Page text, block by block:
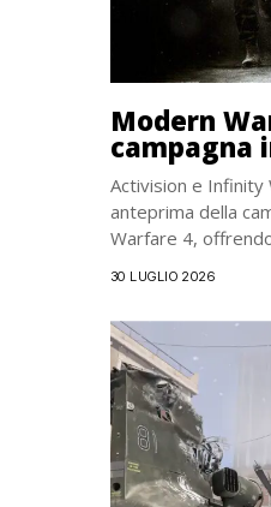
Modern
campagna
Activision e Infinity
anteprima della
Warfare 4,
30 LUGLIO 2026